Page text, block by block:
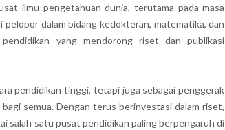
ilmu pengetahuan dunia, terutama pada masa
dalam bidang kedokteran, matematika, dan
yang mendorong riset dan publikasi
pendidikan tinggi, tetapi juga sebagai penggerak
semua. Dengan terus berinvestasi dalam riset,
salah satu pusat pendidikan paling berpengaruh di